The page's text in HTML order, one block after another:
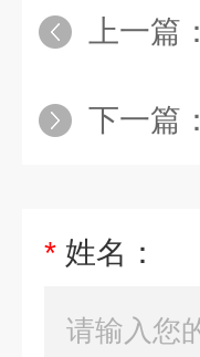
上一篇：
下一篇：
* 姓名：